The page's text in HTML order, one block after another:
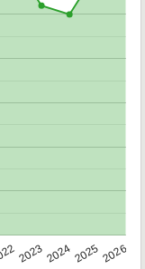
2023202420252026